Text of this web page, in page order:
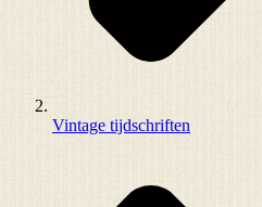
Vintage tijdschriften